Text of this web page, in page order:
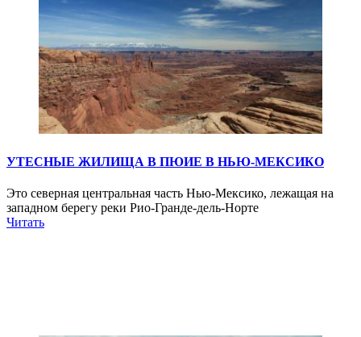
УТЕСНЫЕ ЖИЛИЩА В ПЮИЕ В НЬЮ-МЕКСИКО
Это северная центральная часть Нью-Мексико, лежащая на
западном берегу реки Рио-Гранде-дель-Норте
Читать